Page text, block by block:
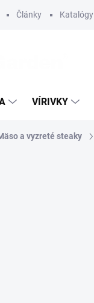
Články Katalógy
VÍRIVKY
a vyzreté steaky